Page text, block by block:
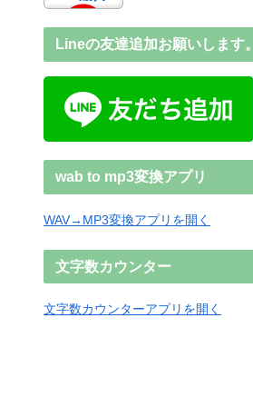
Lineの友達追加お願いします。
wab to mp3変換アプリ
WAV→MP3変換アプリを開く
文字数カウンター
文字数カウンターアプリを開く